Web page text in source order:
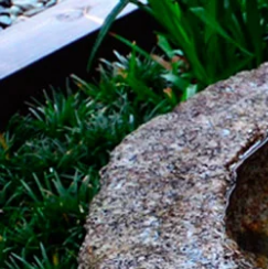
コンテンツへスキップ